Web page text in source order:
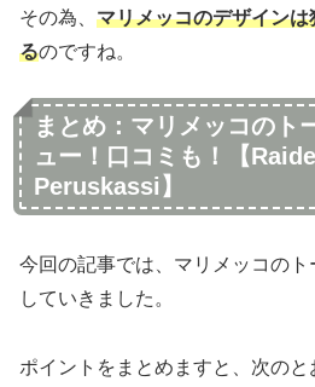
その為、 マリメッコのデザイン
るのですね。
まとめ：マリメッコのト
ュー！口コミも！【
Peruskassi】
今回の記事では、マリメッコの
していきました。
ポイントをまとめますと、次のと